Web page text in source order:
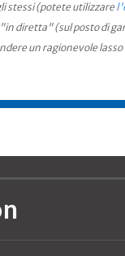
stessi (potete utilizzare
diretta" (sul posto di
un ragionevole